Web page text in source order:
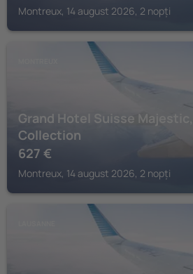
Montreux, 14 august 2026, 2 nopți
Grand Hotel Suisse
Collection
627 €
Montreux, 14 august 2026, 2 nopți